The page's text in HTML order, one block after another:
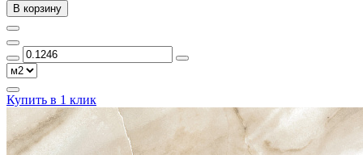
В корзину
Купить в 1 клик